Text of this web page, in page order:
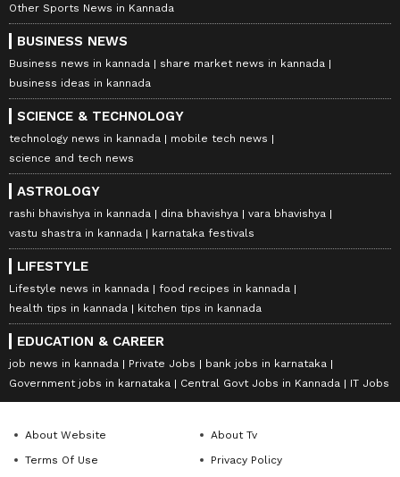
Other Sports News in Kannada
BUSINESS NEWS
Business news in kannada
share market news in kannada
business ideas in kannada
SCIENCE & TECHNOLOGY
technology news in kannada
mobile tech news
science and tech news
ASTROLOGY
rashi bhavishya in kannada dina bhavishya
vara bhavishya
vastu shastra in kannada
karnataka festivals
LIFESTYLE
Lifestyle news in kannada
food recipes in kannada
health tips in kannada
kitchen tips in kannada
EDUCATION & CAREER
job news in kannada Private Jobs
bank jobs in karnataka
Government jobs in karnataka
Central Govt Jobs in Kannada IT Jobs
About Website
About Tv
Terms Of Use
Privacy Policy